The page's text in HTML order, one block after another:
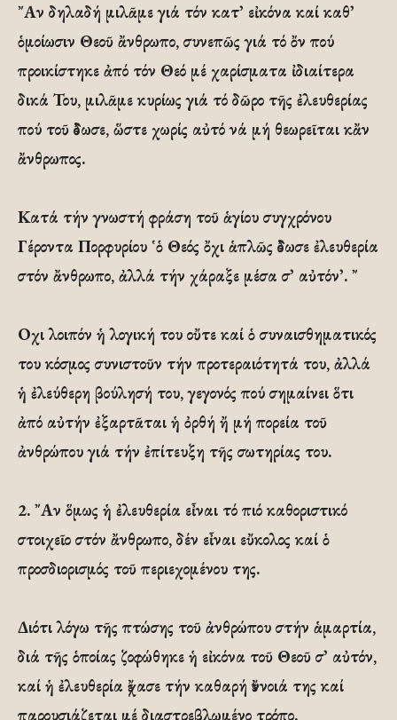
῎Αν δηλαδή μιλᾶμε γιά τόν κατ᾽ εἰκόνα καί καθ᾽
ὁμοίωσιν Θεοῦ ἄνθρωπο, συνεπῶς γιά τό ὄν πού
προικίστηκε ἀπό τόν Θεό μέ χαρίσματα ἰδιαίτερα
δικά Του, μιλᾶμε κυρίως γιά τό δῶρο τῆς ἐλευθερίας
πού τοῦ ἔδωσε, ὥστε χωρίς αὐτό νά μή θεωρεῖται κἄν
ἄνθρωπος.
Κατά τήν γνωστή φράση τοῦ ἁγίου συγχρόνου
Γέροντα Πορφυρίου ῾ὁ Θεός ὄχι ἁπλῶς ἔδωσε ἐλευθερία
στόν ἄνθρωπο, ἀλλά τήν χάραξε μέσα σ᾽ αὐτόν᾽. ῎
Οχι λοιπόν ἡ λογική του οὔτε καί ὁ συναισθηματικός
του κόσμος συνιστοῦν τήν προτεραιότητά του, ἀλλά
ἡ ἐλεύθερη βούλησή του, γεγονός πού σημαίνει ὅτι
ἀπό αὐτήν ἐξαρτᾶται ἡ ὀρθή ἤ μή πορεία τοῦ
ἀνθρώπου γιά τήν ἐπίτευξη τῆς σωτηρίας του.
2. ῎Αν ὅμως ἡ ἐλευθερία εἶναι τό πιό καθοριστικό
στοιχεῖο στόν ἄνθρωπο, δέν εἶναι εὔκολος καί ὁ
προσδιορισμός τοῦ περιεχομένου της.
Διότι λόγω τῆς πτώσης τοῦ ἀνθρώπου στήν ἁμαρτία,
διά τῆς ὁποίας ζοφώθηκε ἡ εἰκόνα τοῦ Θεοῦ σ᾽ αὐτόν,
καί ἡ ἐλευθερία ἔχασε τήν καθαρή ἔννοιά της καί
παρουσιάζεται μέ διαστρεβλωμένο τρόπο.